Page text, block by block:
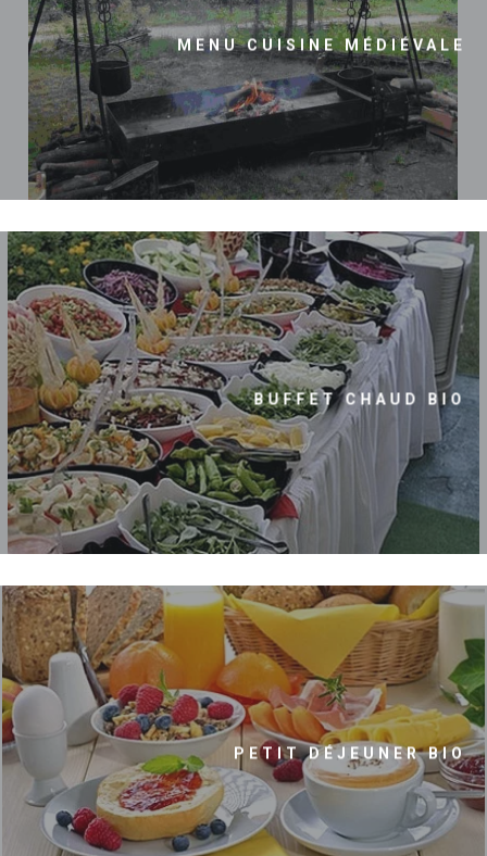
MENU CUISINE MÉDIÉVALE
BUFFET CHAUD BIO
PETIT DÉJEUNER BIO